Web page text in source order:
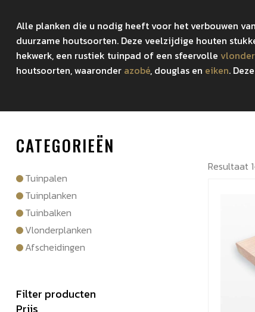
Alle planken die u nodig heeft voor het verbouwen
duurzame houtsoorten. Deze veelzijdige houten
hekwerk, een rustiek tuinpad of een sfeervolle vlonder
houtsoorten, waaronder azobé, douglas en eiken.
CATEGORIEËN
Tuinpalen
Tuinplanken
Tuinbalken
Vlonderplanken
Afscheidingen
Filter producten
Prijs
Resultaat